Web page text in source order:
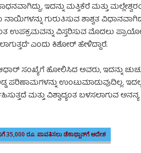
ಇದನ್ನು ಮತ್ತಿಕೆರೆ ಮತ್ತು
ಗುರುತಿಸುವ ಶಾಶ್ವತ
ಉಪಕ್ರಮವನ್ನು ವಿಸ್ತರಿಸುವ ಮೊದಲು
ಎಂದು ಕಿಶೋರ್ ಹೇಳಿದ್ದಾರೆ.
ಸಂಖ್ಯೆಗೆ ಹೋಲಿಸಿದ ಅವರು, ಇದನ್ನು
ಪರಿಣಾಮಗಳನ್ನು ಉಂಟುಮಾಡುವುದಿಲ್ಲ.
ಮತ್ತು ವಿಶ್ವಾದ್ಯಂತ ಬಳಸಲಾಗುವ
35,000 ರೂ. ಪಾವತಿಸಲು ಡೆಕಾಥ್ಲಾನ್‌ಗೆ ಆದೇಶ